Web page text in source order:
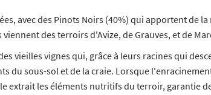
avec des Pinots Noirs (40%) qui apportent de
des terroirs d'Avize, de Grauves, et de
vieilles vignes qui, grâce à leurs racines qui
du sous-sol et de la craie. Lorsque
extrait les éléments nutritifs du terroir, garantie